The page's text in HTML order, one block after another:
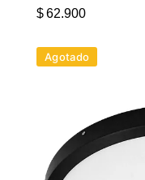
$62.900
Agotado